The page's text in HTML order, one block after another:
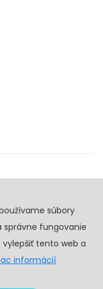
súbory
správne fungovanie
tento web a
informácií